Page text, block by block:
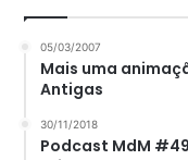
05/03/2007
Mais uma
Antigas
30/11/2018
Podcast MdM